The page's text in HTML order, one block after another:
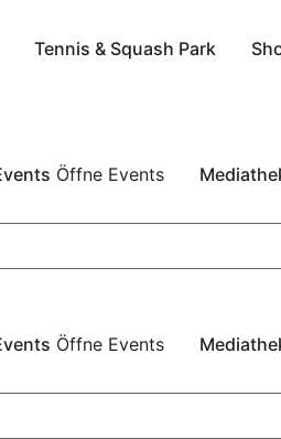
Tennis & Squash Park
Öffne Events
Öffne Events